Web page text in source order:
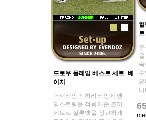
트
드로우 플레잉 베스트 세트_베
이지
어깨라인과 허리라인에 밴
딩스트링을 적용해준 조끼
세트로 실루엣을 정교하게